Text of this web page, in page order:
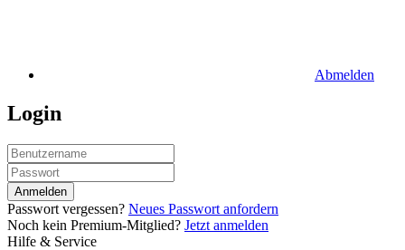
Abmelden
Login
Anmelden
Passwort vergessen? Neues Passwort anfordern
Noch kein Premium-Mitglied? Jetzt anmelden
Hilfe & Service